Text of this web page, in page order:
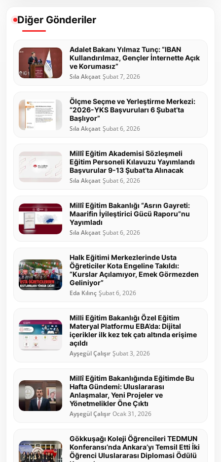
Diğer Gönderiler
Adalet Bakanı Yılmaz Tunç: “IBAN
Kullandırılmaz, Gençler İnternette Açık
ve Korumasız”
Sıla Akçaat Şubat 7, 2026
Ölçme Seçme ve Yerleştirme Merkezi:
“2026-YKS Başvuruları 6 Şubat’ta
Başlıyor”
Sıla Akçaat Şubat 6, 2026
Millî Eğitim Akademisi Sözleşmeli
Eğitim Personeli Kılavuzu Yayımlandı
Başvurular 9-13 Şubat’ta Alınacak
Sıla Akçaat Şubat 6, 2026
Millî Eğitim Bakanlığı “Asrın Gayreti:
Maarifin İyileştirici Gücü Raporu”nu
Yayımladı
Sıla Akçaat Şubat 6, 2026
Halk Eğitimi Merkezlerinde Usta
Öğreticiler Kota Engeline Takıldı:
“Kurslar Açılamıyor, Emek Görmezden
Geliniyor”
Eda Kılınç Şubat 6, 2026
Milli Eğitim Bakanlığı Özel Eğitim
Materyal Platformu EBA’da: Dijital
içerikler ilk kez tek çatı altında erişime
açıldı
Ayşegül Çalışır Şubat 3, 2026
Millî Eğitim Bakanlığında Eğitimde Bu
Hafta Gündemi: Uluslararası
Anlaşmalar, Yeni Projeler ve
Yönetmelikler Öne Çıktı
Ayşegül Çalışır Ocak 31, 2026
Gökkuşağı Koleji Öğrencileri TEDMUN
Konferansı’nda Ankara’yı Temsil Etti İki
Öğrenci Uluslararası Diplomasi Ödülü